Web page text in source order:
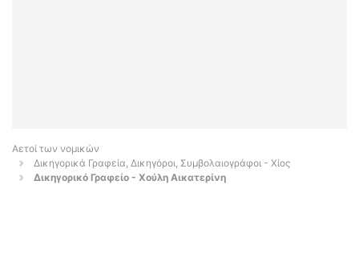
Αετοί των νομικών
Δικηγορικά Γραφεία, Δικηγόροι, Συμβολαιογράφοι - Χίος
Δικηγορικό Γραφείο - Χούλη Αικατερίνη